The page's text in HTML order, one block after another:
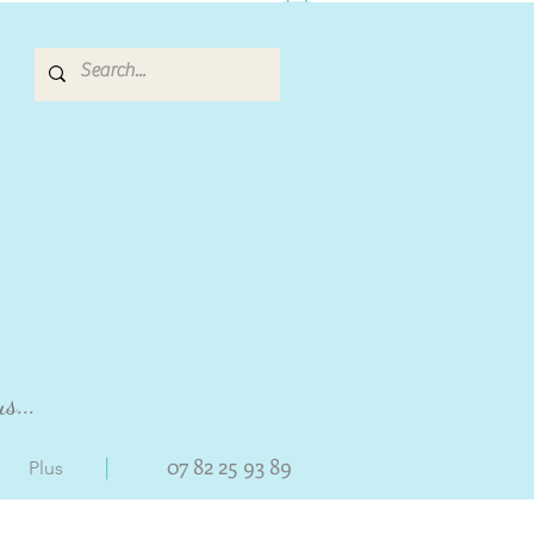
Plus | 07 82 25 93 89